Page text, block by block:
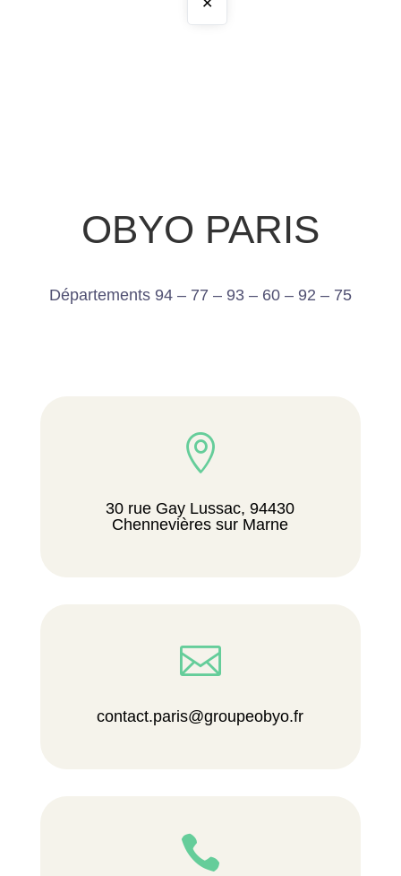
✕
OBYO PARIS
Départements 94 – 77 – 93 – 60 – 92 – 75

30 rue Gay Lussac, 94430
Chennevières sur Marne

contact.paris@groupeobyo.fr
